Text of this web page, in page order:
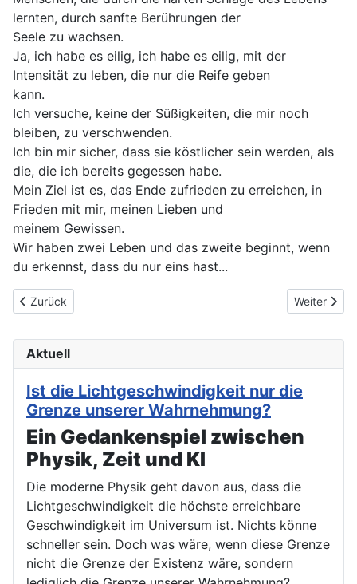
lernten, durch sanfte Berührungen der
Seele zu wachsen.
Ja, ich habe es eilig, ich habe es eilig, mit der
Intensität zu leben, die nur die Reife geben
kann.
Ich versuche, keine der Süßigkeiten, die mir noch
bleiben, zu verschwenden.
Ich bin mir sicher, dass sie köstlicher sein werden, als
die, die ich bereits gegessen habe.
Mein Ziel ist es, das Ende zufrieden zu erreichen, in
Frieden mit mir, meinen Lieben und
meinem Gewissen.
Wir haben zwei Leben und das zweite beginnt, wenn
du erkennst, dass du nur eins hast...
Vorheriger Beitrag: Ist die Lichtgeschwindigkeit nur die Grenze
Zurück Nächster
Weiter
Aktuell
Ist die Lichtgeschwindigkeit nur die
Grenze unserer Wahrnehmung?
Ein Gedankenspiel zwischen
Physik, Zeit und KI
Die moderne Physik geht davon aus, dass die
Lichtgeschwindigkeit die höchste erreichbare
Geschwindigkeit im Universum ist. Nichts könne
schneller sein. Doch was wäre, wenn diese Grenze
nicht die Grenze der Existenz wäre, sondern